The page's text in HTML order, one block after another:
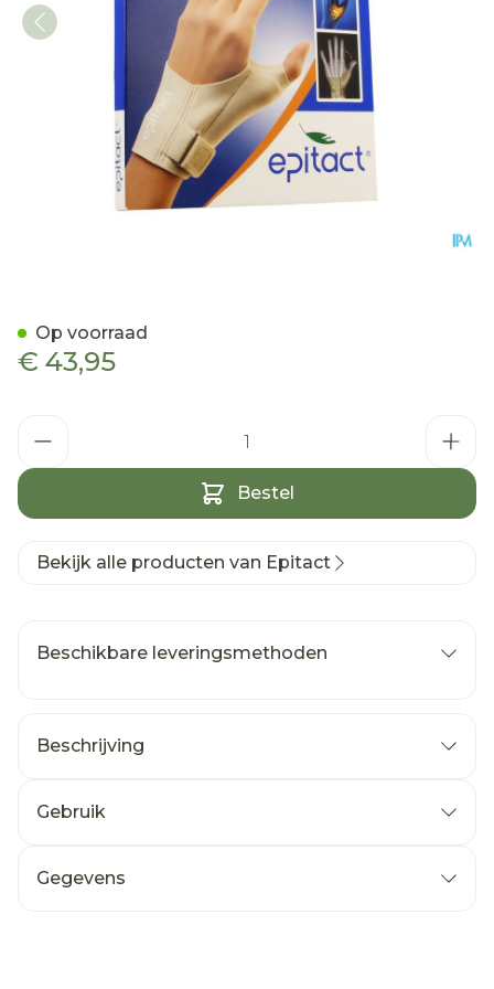
€ 43,95
Bestel
Op voorraad
Bekijk alle producten van Epitact
Beschikbare leveringsmethoden
Beschrijving
Gebruik
Gegevens